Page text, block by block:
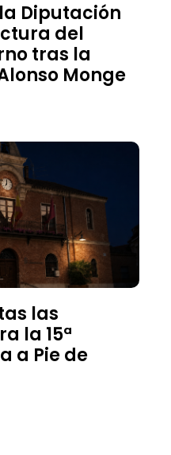
Diputación
del
tras la
Monge
las
la 15ª
a Pie de